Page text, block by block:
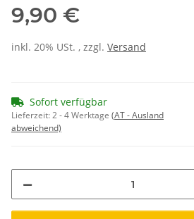
9,90 €
inkl. 20% USt. , zzgl. Versand
Sofort verfügbar
Lieferzeit:2 - 4 Werktage (AT - Ausland
abweichend)